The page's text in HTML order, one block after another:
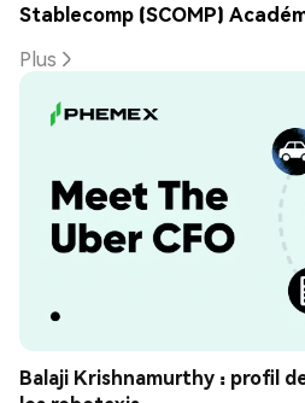
Stablecomp (SCOMP)
Plus
Balaji Krishnamurthy : profil